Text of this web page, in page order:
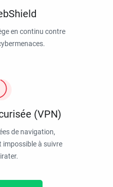
en continu contre
(VPN)
de navigation,
impossible à suivre